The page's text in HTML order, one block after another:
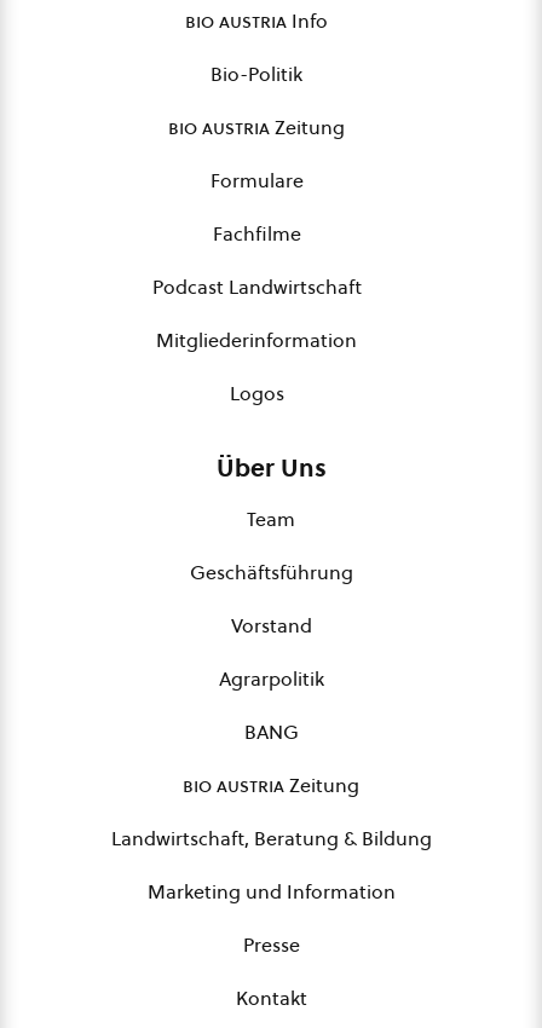
bio austria Info
Bio-Politik
bio austriaZeitung
Formulare
Fachfilme
Podcast Landwirtschaft
Mitgliederinformation
Logos
Über Uns
Team
Geschäftsführung
Vorstand
Agrarpolitik
BANG
bio austriaZeitung
Landwirtschaft, Beratung & Bildung
Marketing und Information
Presse
Kontakt